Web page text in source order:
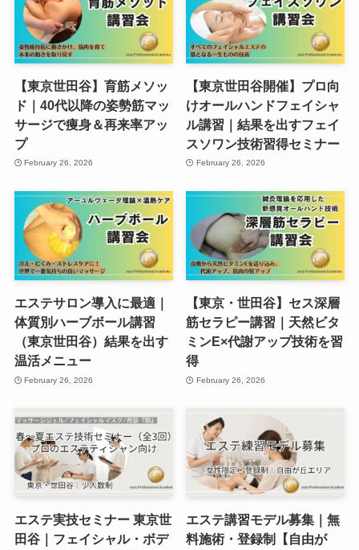
【東京世田谷】育筋メソッ
ド｜40代以降の姿勢筋マッ
サージで痩身＆再来率アッ
プ
February 26, 2026
【東京世田谷開催】プロ向
けオールハンドフェイシャ
ル講習｜結果を出すフェイ
スソワン技術習得セミナー
February 26, 2026
エステサロン導入に最適｜
体質別ハーブボール講習
（東京世田谷）結果を出す
温活メニュー
February 26, 2026
【東京・世田谷】セス深層
筋セラピー講習｜天然ビタ
ミンE×代謝アップ技術を習
得
February 26, 2026
エステ実技セミナー 東京世
田谷｜フェイシャル・ボデ
エステ講習モデル募集｜無
料施術・登録制【自由が